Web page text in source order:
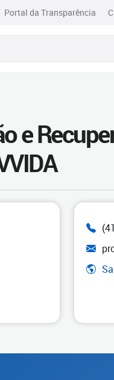
Portal da Transparência